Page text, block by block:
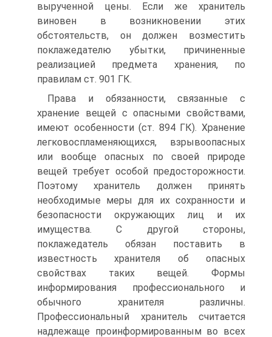
вырученной цены. Если же хранитель
виновен в возникновении этих
обстоятельств, он должен возместить
поклажедателю убытки, причиненные
реализацией предмета хранения, по
правилам ст. 901 ГК.
Права и обязанности, связанные с
хранение вещей с опасными свойствами,
имеют особенности (ст. 894 ГК). Хранение
легковоспламеняющихся, взрывоопасных
или вообще опасных по своей природе
вещей требует особой предосторожности.
Поэтому хранитель должен принять
необходимые меры для их сохранности и
безопасности окружающих лиц и их
имущества. С другой стороны,
поклажедатель обязан поставить в
известность хранителя об опасных
свойствах таких вещей. Формы
информирования профессионального и
обычного хранителя различны.
Профессиональный хранитель считается
надлежаще проинформированным во всех